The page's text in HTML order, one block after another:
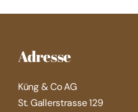
Adresse
Küng & Co AG
St. Gallerstrasse 129